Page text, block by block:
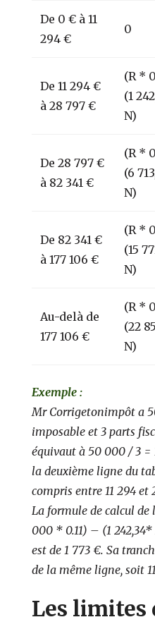
De 0 € à 11
294 €
0
De 11 294 €
à 28 797 €
(R *
(1
N)
De 28 797 €
à 82 341 €
(R *
(6
N)
De 82 341 €
à 177 106 €
(R *
(15
N)
Au-delà de
177 106 €
(R *
(22
N)
Exemple :
Mr Corrigetonimpôt a
imposable et 3 parts
équivaut à 50 000 / 3 =
la deuxième ligne du
compris entre 11 294 et
La formule de calcul de
000 * 0.11) – (1
est de 1 773 €. Sa
de la même ligne, soit
Les limites